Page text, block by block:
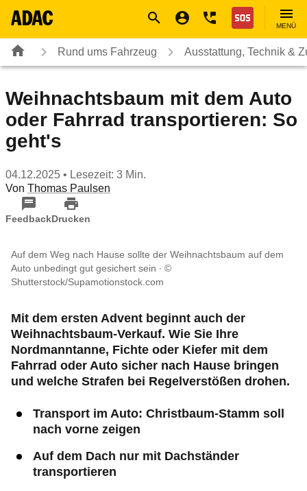
Nothilfe
MENÜ
Rund ums Fahrzeug Ausstattung, Technik &
Weihnachtsbaum mit dem Auto
oder Fahrrad transportieren: So
geht's
04.12.2025 • Lesezeit: 3 Min.
Von Thomas Paulsen
FeedbackDrucken
Auf dem Weg nach Hause sollte der Weihnachtsbaum auf dem
Auto unbedingt gut gesichert sein
©
Shutterstock/Supamotionstock.com
Mit dem ersten Advent beginnt auch der
Weihnachtsbaum-Verkauf. Wie Sie Ihre
Nordmanntanne, Fichte oder Kiefer mit dem
Fahrrad oder Auto sicher nach Hause bringen
und welche Strafen bei Regelverstößen drohen.
Transport im Auto: Christbaum-Stamm soll
nach vorne zeigen
Auf dem Dach nur mit Dachständer
transportieren